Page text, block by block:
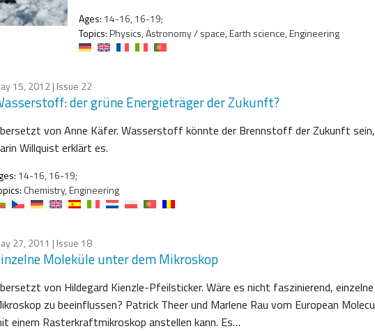
Ages: 14-16, 16-19;
Topics:Physics, Astronomy / space, Earth science, Engineering
15, 2012| Issue 22
der grüne Energieträger der Zukunft?
von Anne Käfer. Wasserstoff könnte der Brennstoff der Zukunft
Willquist erklärt es.
14-16, 16-19;
Chemistry, Engineering
27, 2011 | Issue 18
Moleküle unter dem Mikroskop
von Hildegard Kienzle-Pfeilsticker. Wäre es nicht faszinierend,
zu beeinflussen? Patrick Theer und Marlene Rau vom European
einem Rasterkraftmikroskop anstellen kann. Es…